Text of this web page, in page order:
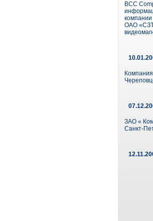
ВСС
ОАО
ЗАО «
Санкт-